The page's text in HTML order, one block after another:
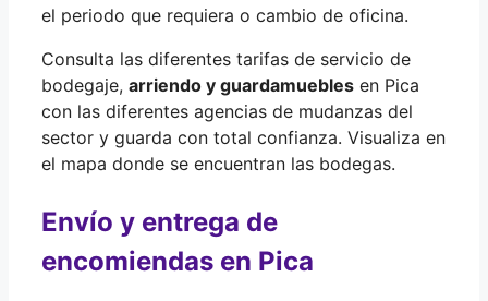
el periodo que requiera o cambio de oficina.
Consulta las diferentes tarifas de servicio de
bodegaje, arriendo y guardamuebles en Pica
con las diferentes agencias de mudanzas del
sector y guarda con total confianza. Visualiza en
el mapa donde se encuentran las bodegas.
Envío y entrega de
encomiendas en Pica